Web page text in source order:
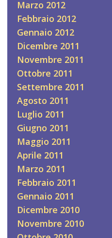
Marzo 2012
Febbraio 2012
Gennaio 2012
Dicembre 2011
Novembre 2011
Ottobre 2011
Settembre 2011
Agosto 2011
Luglio 2011
Giugno 2011
Maggio 2011
Aprile 2011
Marzo 2011
Febbraio 2011
Gennaio 2011
Dicembre 2010
Novembre 2010